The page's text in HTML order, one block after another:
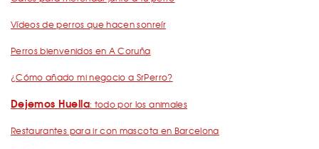
Vídeos de perros que hacen sonreír
Perros bienvenidos en A Coruña
¿Cómo añado mi negocio a SrPerro?
Dejemos Huella: todo por los animales
Restaurantes para ir con mascota en Barcelona